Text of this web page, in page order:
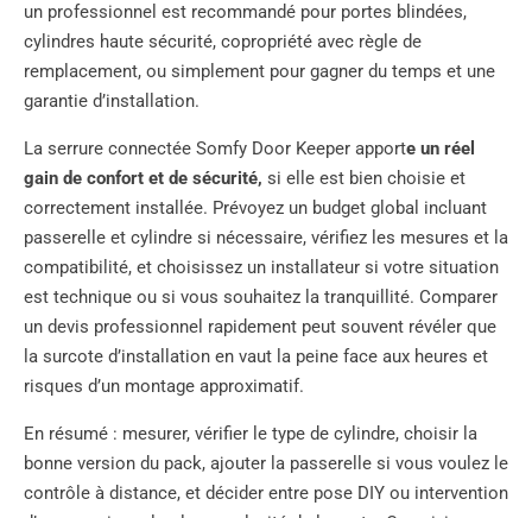
un professionnel est recommandé pour portes blindées,
cylindres haute sécurité, copropriété avec règle de
remplacement, ou simplement pour gagner du temps et une
garantie d’installation.
La serrure connectée Somfy Door Keeper apporte un réel
gain de confort et de sécurité, si elle est bien choisie et
correctement installée. Prévoyez un budget global incluant
passerelle et cylindre si nécessaire, vérifiez les mesures et la
compatibilité, et choisissez un installateur si votre situation
est technique ou si vous souhaitez la tranquillité. Comparer
un devis professionnel rapidement peut souvent révéler que
la surcote d’installation en vaut la peine face aux heures et
risques d’un montage approximatif.
En résumé : mesurer, vérifier le type de cylindre, choisir la
bonne version du pack, ajouter la passerelle si vous voulez le
contrôle à distance, et décider entre pose DIY ou intervention